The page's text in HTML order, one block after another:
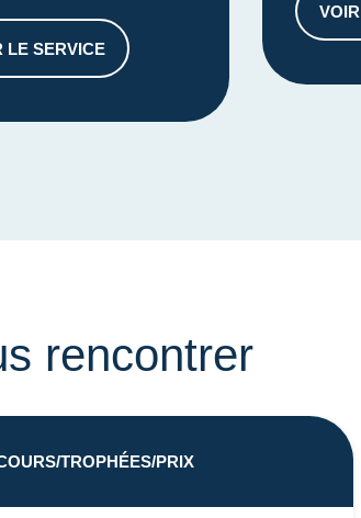
LE SERVICE
DIAGNOSTIC APPROCHE GLOBALE 360°
rencontrer
TROPHÉES/PRIX